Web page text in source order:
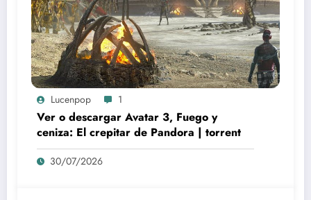
Lucenpop 1
Ver o descargar Avatar 3, Fuego y
ceniza: El crepitar de Pandora | torrent
30/07/2026